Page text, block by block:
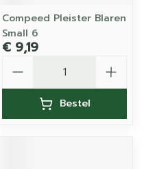
Compeed Pleister Blaren
Small 6
€ 9,19
Bestel